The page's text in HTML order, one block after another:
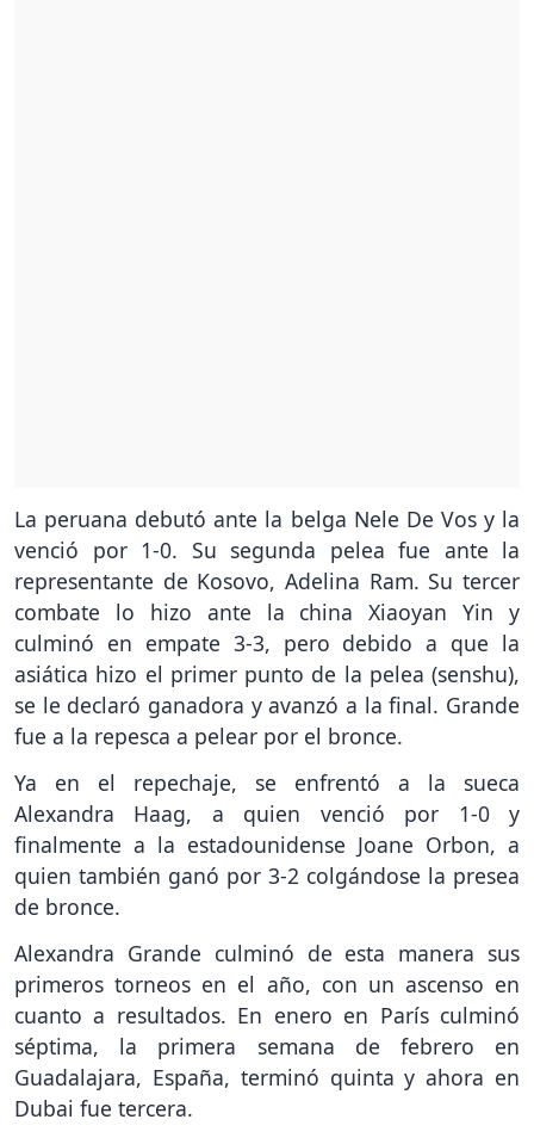
La peruana debutó ante la belga Nele De Vos y la
venció por 1-0. Su segunda pelea fue ante la
representante de Kosovo, Adelina Ram. Su tercer
combate lo hizo ante la china Xiaoyan Yin y
culminó en empate 3-3, pero debido a que la
asiática hizo el primer punto de la pelea (senshu),
se le declaró ganadora y avanzó a la final. Grande
fue a la repesca a pelear por el bronce.
Ya en el repechaje, se enfrentó a la sueca
Alexandra Haag, a quien venció por 1-0 y
finalmente a la estadounidense Joane Orbon, a
quien también ganó por 3-2 colgándose la presea
de bronce.
Alexandra Grande culminó de esta manera sus
primeros torneos en el año, con un ascenso en
cuanto a resultados. En enero en París culminó
séptima, la primera semana de febrero en
Guadalajara, España, terminó quinta y ahora en
Dubai fue tercera.